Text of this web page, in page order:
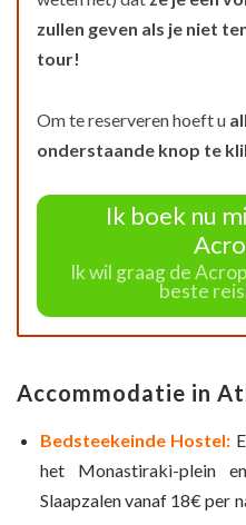
zullen geven als je niet
tour!
Om te reserveren hoeft u
onderstaande knop te
Ik boek nu
Ik wil graag de
beste
Accommodatie in
Bedsteekeinde Hostel:
het Monastiraki-plein
Slaapzalen vanaf 18€ per